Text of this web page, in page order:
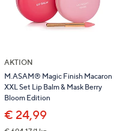
AKTION
M.ASAM® Magic Finish Macaron
XXL Set Lip Balm & Mask Berry
Bloom Edition
€ 24,99